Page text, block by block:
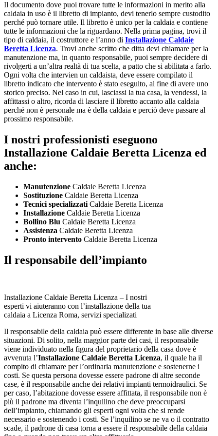
Il documento dove puoi trovare tutte le informazioni in merito alla
caldaia in uso è il libretto di impianto, devi tenerlo sempre custodito
perché può tornare utile. Il libretto è unico per la caldaia e contiene
tutte le informazioni che la riguardano. Nella prima pagina, trovi il
tipo di caldaia, il costruttore e l’anno di Installazione Caldaie
Beretta Licenza. Trovi anche scritto che ditta devi chiamare per la
manutenzione ma, in quanto responsabile, puoi sempre decidere di
rivolgerti a un’altra realtà di tua scelta, a patto che si abilitata a farlo.
Ogni volta che intervien un caldaista, deve essere compilato il
libretto indicato che intervento è stato eseguito, al fine di avere uno
storico preciso. Nel caso in cui, lasciassi la tua casa, la vendessi, la
affittassi o altro, ricorda di lasciare il libretto accanto alla caldaia
perché non è personale ma è della caldaia e perciò deve passare al
prossimo responsabile.
I nostri professionisti eseguono
Installazione Caldaie Beretta Licenza ed
anche:
Manutenzione Caldaie Beretta Licenza
Sostituzione Caldaie Beretta Licenza
Tecnici specializzati Caldaie Beretta Licenza
Installazione Caldaie Beretta Licenza
Bollino Blu Caldaie Beretta Licenza
Assistenza Caldaie Beretta Licenza
Pronto intervento Caldaie Beretta Licenza
Il responsabile dell’impianto
Installazione Caldaie Beretta Licenza – I nostri
esperti vi aiuteranno con l’installazione della tua
caldaia a Licenza Roma, servizi specializati
Il responsabile della caldaia può essere differente in base alle diverse
situazioni. Di solito, nella maggior parte dei casi, il responsabile
viene individuato nella figura del proprietario della casa dove è
avvenuta l’Installazione Caldaie Beretta Licenza, il quale ha il
compito di chiamare per l’ordinaria manutenzione e sostenerne i
costi. Se questa persona dovesse essere padrone di altre seconde
case, è il responsabile anche dei relativi impianti termoidraulici. Se
per caso, l’abitazione dovesse essere affittata, il responsabile non è
più il padrone ma diventa l’inquilino che deve preoccuparsi
dell’impianto, chiamando gli esperti ogni volta che si rende
necessario e sostenendo i costi. Se l’inquilino se ne va o il contratto
scade, il padrone di casa torna a essere il responsabile della caldaia